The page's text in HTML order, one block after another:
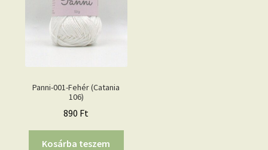
Panni-001-Fehér (Catania
106)
890 Ft
Kosárba teszem